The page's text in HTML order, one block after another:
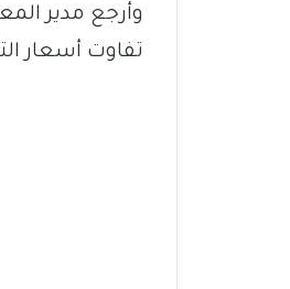
وأرجع مدير
تفاوت أسعار